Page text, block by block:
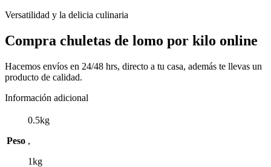
Versatilidad y la delicia culinaria
Compra chuletas de lomo por kilo online
Hacemos envíos en 24/48 hrs, directo a tu casa, además te llevas un
producto de calidad.
Información adicional
Peso
0.5kg
,
1kg